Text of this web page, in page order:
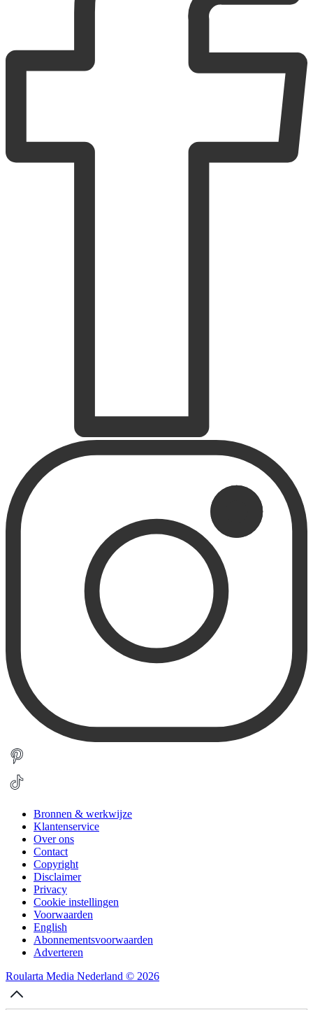
Bronnen & werkwijze
Klantenservice
Over ons
Contact
Copyright
Disclaimer
Privacy
Cookie instellingen
Voorwaarden
English
Abonnementsvoorwaarden
Adverteren
Roularta Media Nederland © 2026